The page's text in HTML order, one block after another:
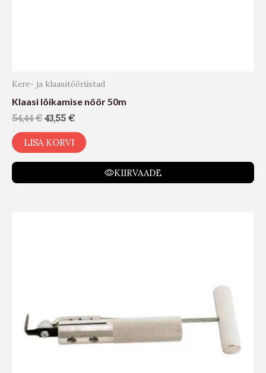
Kere- ja klaasitööriistad
Klaasi lõikamise nöör 50m
54,44€ 43,55 €
LISA KORVI
KIIRVAADE